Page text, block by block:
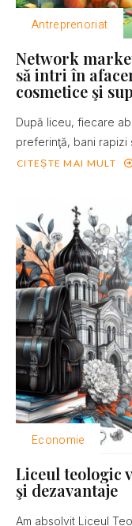
Antreprenoriat
Network
să intri în
cosmetice şi
După liceu, fiecare
preferinţă, bani rapizi
CITEȘTE MAI MULT
Economie
Liceul teologic
şi dezavantaje
Am absolvit Liceul